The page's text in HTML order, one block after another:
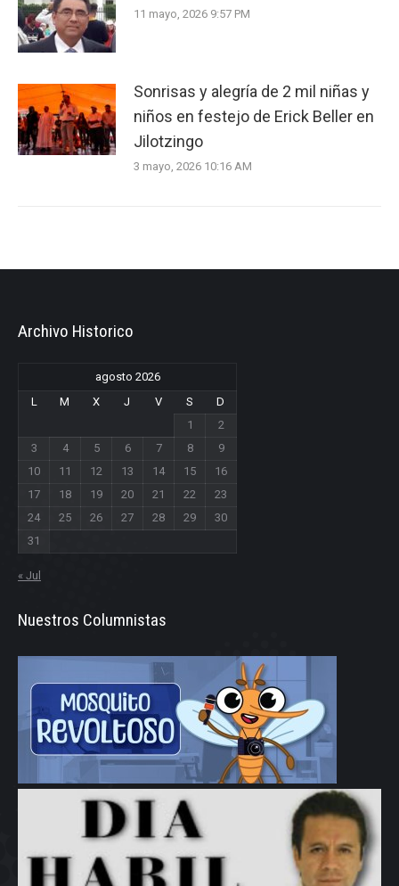
11 mayo, 2026 9:57 PM
Sonrisas y alegría de 2 mil niñas y
niños en festejo de Erick Beller en
Jilotzingo
3 mayo, 2026 10:16 AM
Archivo Historico
agosto 2026
L
M X J V S
D
1
2
3
4 5 6 7 8
9
10
11 12 13 14 15
16
17
18 19 20 21 22
23
24
25 26 27 28 29
30
31
« Jul
Nuestros Columnistas